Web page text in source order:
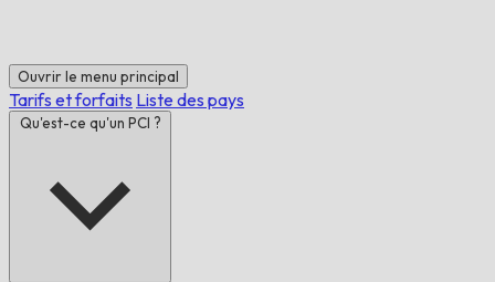
Ouvrir le menu principal
Tarifs et forfaits Liste des pays
Qu'est-ce qu'un PCI ?